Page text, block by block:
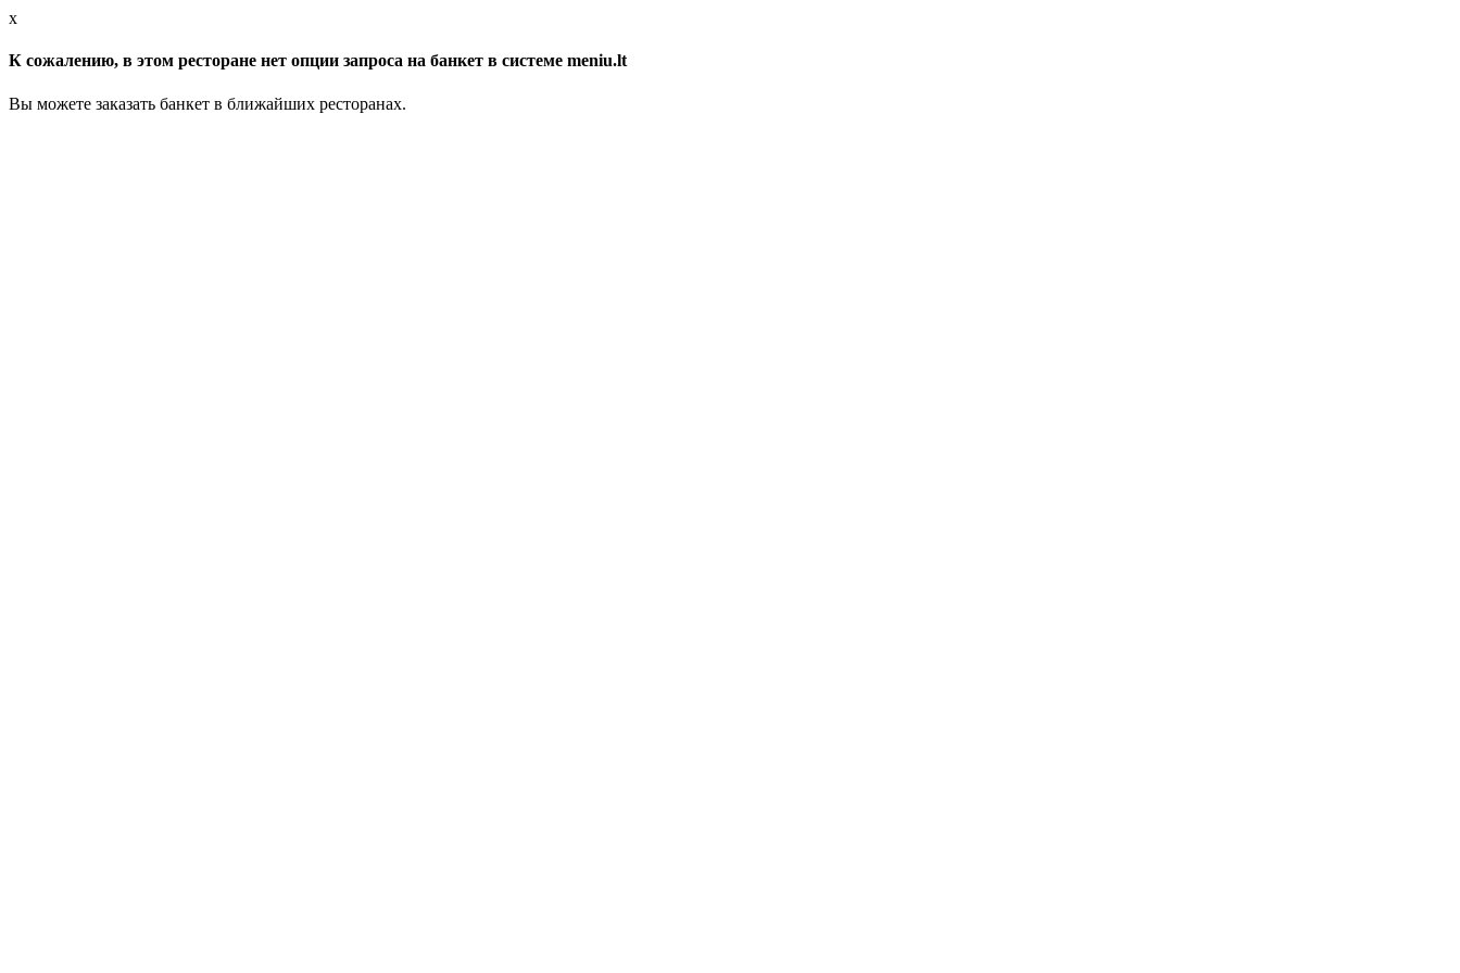
x
К сожалению, в этом ресторане нет опции запроса на банкет в системе meniu.lt
Вы можете заказать банкет в ближайших ресторанах.